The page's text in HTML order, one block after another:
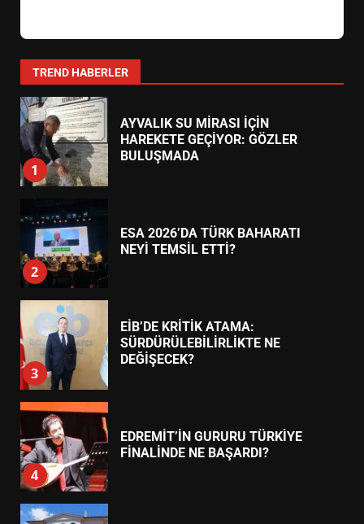
TREND HABERLER
7
YENİ YÖNETİM NASIL
1
AYVALIK SU MİRASI İÇİN
HAREKETE GEÇİYOR: GÖZLER
BULUŞMADA
2
ESA 2026’DA TÜRK BAHARATI
NEYİ TEMSİL ETTİ?
3
EİB’DE KRİTİK ATAMA:
SÜRDÜRÜLEBİLİRLİKTE NE
DEĞİŞECEK?
4
EDREMİT’İN GURURU TÜRKİYE
FİNALİNDE NE BAŞARDI?